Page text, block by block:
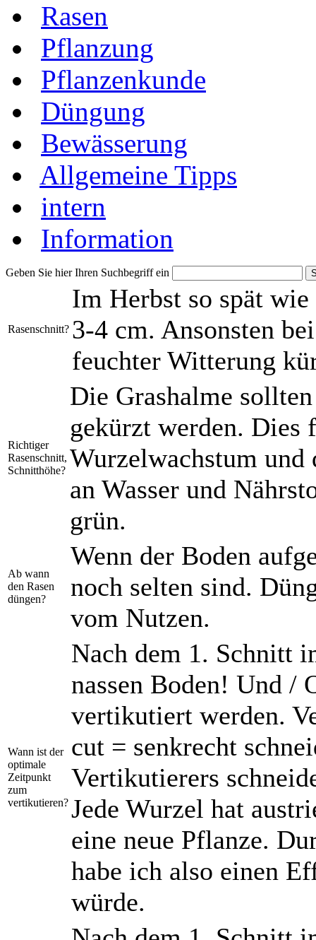
Rasen
Pflanzung
Pflanzenkunde
Düngung
Bewässerung
Allgemeine Tipps
intern
Information
Geben Sie hier Ihren Suchbegriff ein
Rasenschnitt?
Im Herbst so spät
3-4 cm. Ansonsten
feuchter Witterung
Richtiger
Rasenschnitt,
Schnitthöhe?
Die Grashalme
gekürzt werden. Dies
Wurzelwachstum
an Wasser und
grün.
Ab wann
den Rasen
düngen?
Wenn der Boden
noch selten sind.
vom Nutzen.
Wann ist der
optimale
Zeitpunkt
zum
vertikutieren?
Nach dem 1. Schnitt
nassen Boden! Und /
vertikutiert werden.
cut = senkrecht
Vertikutierers
Jede Wurzel hat
eine neue Pflanze.
habe ich also einen
würde.